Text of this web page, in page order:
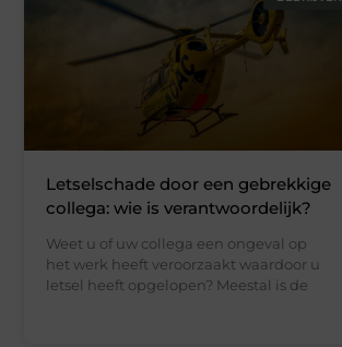
Letselschade door een gebrekkige
collega: wie is verantwoordelijk?
Weet u of uw collega een ongeval op
het werk heeft veroorzaakt waardoor u
letsel heeft opgelopen? Meestal is de